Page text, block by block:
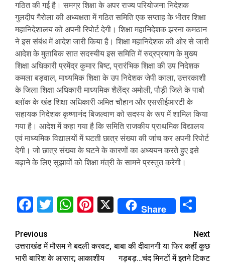
गठित की गई है। समग्र शिक्षा के अपर राज्य परियोजना निदेशक
गुलदीप गैरोला की अध्यक्षता में गठित समिति एक सप्ताह के भीतर शिक्षा
महानिदेशालय को अपनी रिपोर्ट देगी। शिक्षा महानिदेशक झरना कमठान
ने इस संबंध में आदेश जारी किया है। शिक्षा महानिदेशक की ओर से जारी
आदेश के मुताबिक सात सदस्यीय इस समिति में रुद्रप्रयाग के मुख्य
शिक्षा अधिकारी प्रमेंद्र कुमार बिष्ट, प्रारंभिक शिक्षा की उप निदेशक
कमला बड़वाल, माध्यमिक शिक्षा के उप निदेशक जेपी काला, उत्तरकाशी
के जिला शिक्षा अधिकारी माध्यमिक शैलेंद्र अमोली, पौड़ी जिले के पाबौ
ब्लॉक के खंड शिक्षा अधिकारी अमित चौहान और एससीईआरटी के
सहायक निदेशक कृष्णानंद बिजल्वाण को सदस्य के रूप में शामिल किया
गया है। आदेश में कहा गया है कि समिति राजकीय प्राथमिक विद्यालय
एवं माध्यमिक विद्यालयों में घटती छात्र संख्या की जांच कर अपनी रिपोर्ट
देगी। जो छात्र संख्या के घटने के कारणों का अध्ययन करते हुए इसे
बढ़ाने के लिए सुझावों को शिक्षा मंत्री के सामने प्रस्तुत करेगी।
Facebook
Twitter
WhatsApp
Pinterest
X Share
Continue
Reading
Previous
उत्तराखंड में मौसम ने बदली करवट,
भारी बार‍िश के आसार; आकाशीय
Next
बाबा की दीवानगी या फिर कहीं कुछ
गड़बड़…चंद मिनटों में इतने टिकट